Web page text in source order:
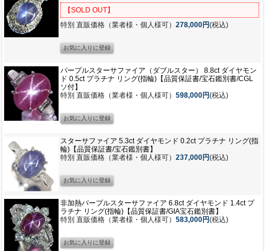
【SOLD OUT】
特別 直販価格（業者様・個人様可） 278,000円(税込)
パープルスターサファイア（ダブルスター） 8.8ct ダイヤモン
ド 0.5ct プラチナ リング(指輪)【品質保証書/宝石鑑別書/CGL
ソ付】
特別 直販価格（業者様・個人様可） 598,000円(税込)
スターサファイア 5.3ct ダイヤモンド 0.2ct プラチナ リング(指
輪)【品質保証書/宝石鑑別書】
特別 直販価格（業者様・個人様可） 237,000円(税込)
非加熱パープルスターサファイア 6.8ct ダイヤモンド 1.4ct プ
ラチナ リング(指輪)【品質保証書/GIA宝石鑑別書】
特別 直販価格（業者様・個人様可） 583,000円(税込)